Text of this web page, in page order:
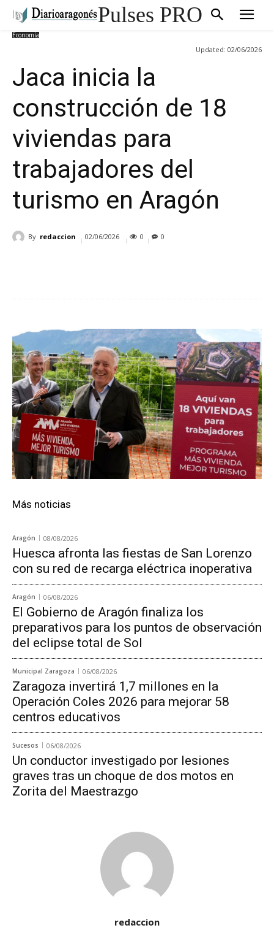
Pulses PRO
Economía
Updated: 02/06/2026
Jaca inicia la
construcción de 18
viviendas para
trabajadores del
turismo en Aragón
By redaccion 02/06/2026 0 0
Más noticias
Aragón 08/08/2026
Huesca afronta las fiestas de San Lorenzo
con su red de recarga eléctrica inoperativa
Aragón 06/08/2026
El Gobierno de Aragón finaliza los
preparativos para los puntos de observación
del eclipse total de Sol
Municipal Zaragoza 06/08/2026
Zaragoza invertirá 1,7 millones en la
Operación Coles 2026 para mejorar 58
centros educativos
Sucesos 06/08/2026
Un conductor investigado por lesiones
graves tras un choque de dos motos en
Zorita del Maestrazgo
redaccion